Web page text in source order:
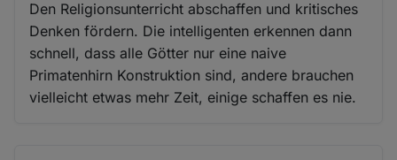
Den Religionsunterricht abschaffen und kritisches
Denken fördern. Die intelligenten erkennen dann
schnell, dass alle Götter nur eine naive
Primatenhirn Konstruktion sind, andere brauchen
vielleicht etwas mehr Zeit, einige schaffen es nie.